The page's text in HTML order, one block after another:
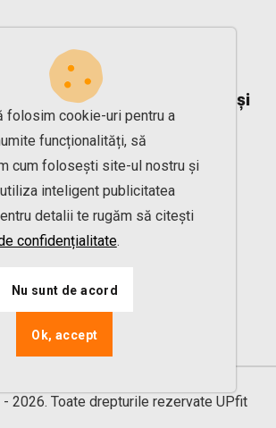
partener EuropeActive și
Romania Active
2026. Toate drepturile rezervate UPfit
folosim cookie-uri pentru a
funcționalități, să
cum folosești site-ul nostru și
inteligent publicitatea
detalii te rugăm să citești
confidențialitate.
Nu sunt de acord
Ok, accept